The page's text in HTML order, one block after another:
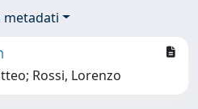
metadati
Rossi, Lorenzo